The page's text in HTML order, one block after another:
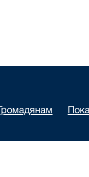
Громадянам